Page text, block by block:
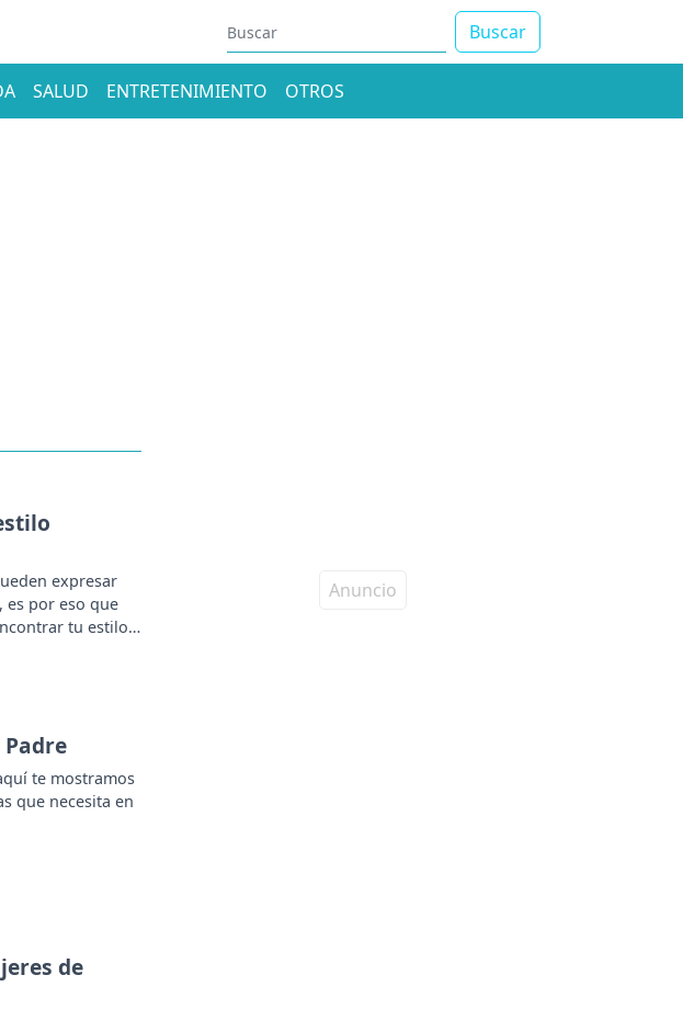
Buscar
SALUD ENTRETENIMIENTO OTROS
expresar
es por eso que
tu estilo
te mostramos
que necesita en
de